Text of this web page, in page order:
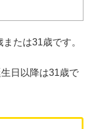
たは31歳です。
日以降は31歳で